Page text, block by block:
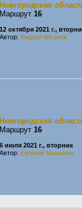
Новгородская
Маршрут 16
12 октября 2021 г.,
Автор: Андрей Мюзиев
Новгородская
Маршрут 16
6 июля 2021 г., вторник
Автор: Евгений Мамыкин